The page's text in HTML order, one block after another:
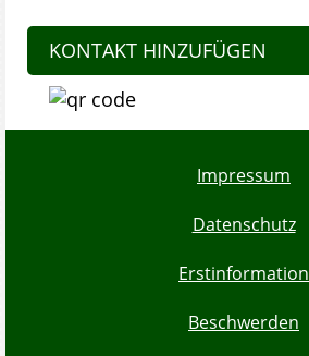
KONTAKT HINZUFÜGEN
Impressum
Datenschutz
Erstinformation
Beschwerden